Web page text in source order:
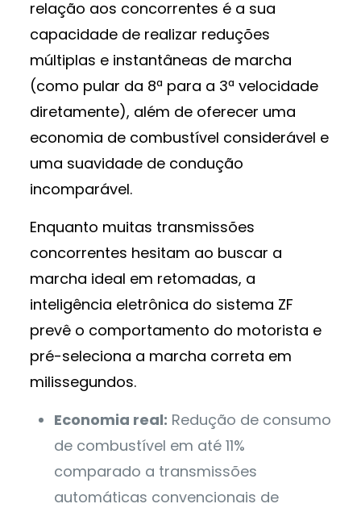
relação aos concorrentes é a sua
capacidade de realizar reduções
múltiplas e instantâneas de marcha
(como pular da 8ª para a 3ª velocidade
diretamente), além de oferecer uma
economia de combustível considerável e
uma suavidade de condução
incomparável.
Enquanto muitas transmissões
concorrentes hesitam ao buscar a
marcha ideal em retomadas, a
inteligência eletrônica do sistema ZF
prevê o comportamento do motorista e
pré-seleciona a marcha correta em
milissegundos.
Economia real: Redução de consumo
de combustível em até 11%
comparado a transmissões
automáticas convencionais de